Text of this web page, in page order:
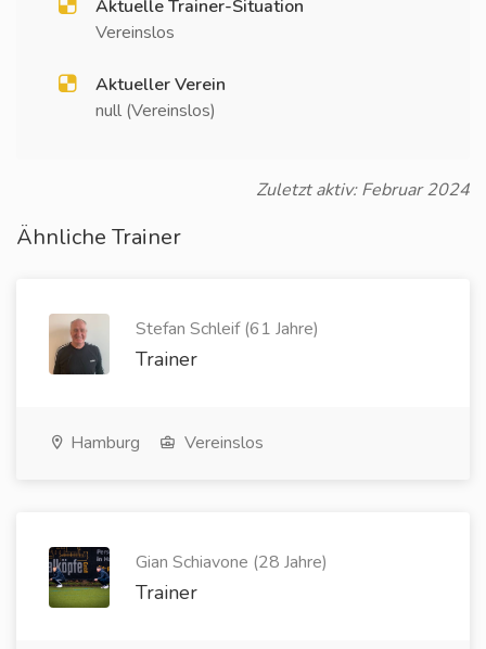
Aktuelle Trainer-Situation
Vereinslos
Aktueller Verein
null (Vereinslos)
Zuletzt aktiv: Februar 2024
Ähnliche Trainer
Stefan Schleif (61 Jahre)
Trainer
Hamburg Vereinslos
Gian Schiavone (28 Jahre)
Trainer